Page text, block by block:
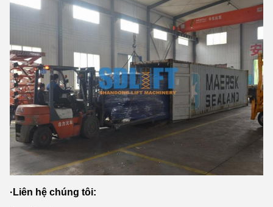
· Liên hệ chúng tôi: